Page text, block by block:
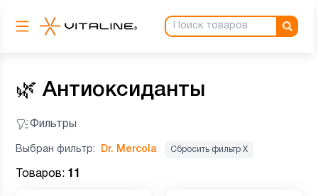
🌿 Антиоксиданты
Фильтры
Выбран фильтр: Dr. Mercola Сбросить фильтр Х
Товаров: 11